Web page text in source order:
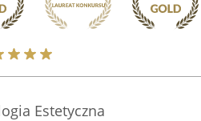
Estetyczna